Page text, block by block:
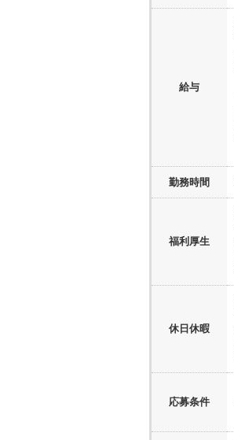
給与
勤務時間
福利厚生
休日休暇
応募条件